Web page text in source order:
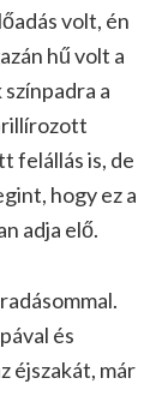
volt, én
hű volt a
a
felállás is, de
hogy ez a
adja elő.
és
éjszakát, már